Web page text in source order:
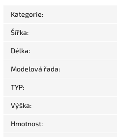
Kategorie:
Šířka:
Délka:
Modelová řada:
TYP:
Výška:
Hmotnost: